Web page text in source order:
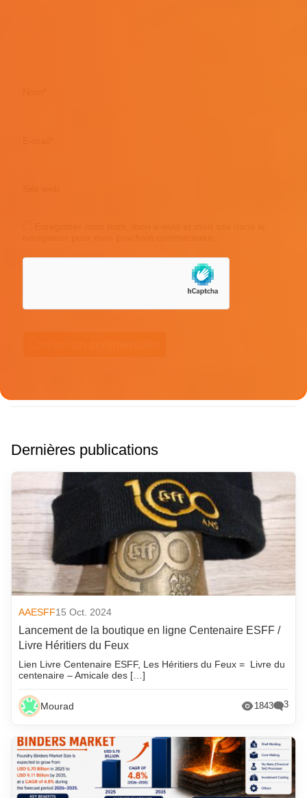
Dernières publications
AAESFF15 Oct. 2024
Lancement de la boutique en ligne Centenaire ESFF /
Livre Héritiers du Feux
Lien Livre Centenaire ESFF, Les Héritiers du Feux = Livre du
centenaire – Amicale des […]
Mourad 1843 3